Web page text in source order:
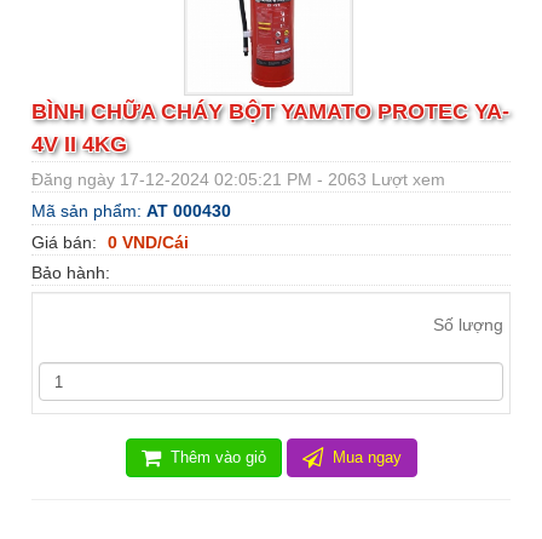
BÌNH CHỮA CHÁY BỘT YAMATO PROTEC YA-
4V II 4KG
Đăng ngày 17-12-2024 02:05:21 PM - 2063 Lượt xem
Mã sản phẩm: AT 000430
Giá bán:
0 VND/Cái
Bảo hành:
Số lượng
Thêm vào giỏ Mua ngay